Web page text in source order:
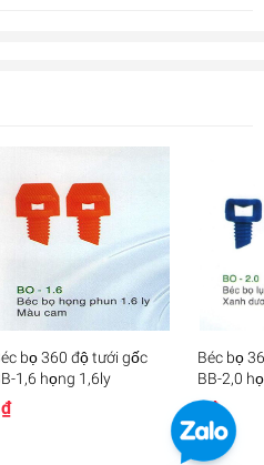
bọ 360 độ tưới gốc
1,6 họng 1,6ly
Béc bọ
BB-2,0
1₫
12 tia - AQ 201